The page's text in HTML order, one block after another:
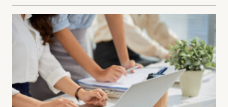
Union – Current Trends and Issues, в котором
оцениваются...